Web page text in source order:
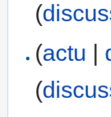
(
(actu |
(